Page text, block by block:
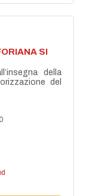
SI
della
del